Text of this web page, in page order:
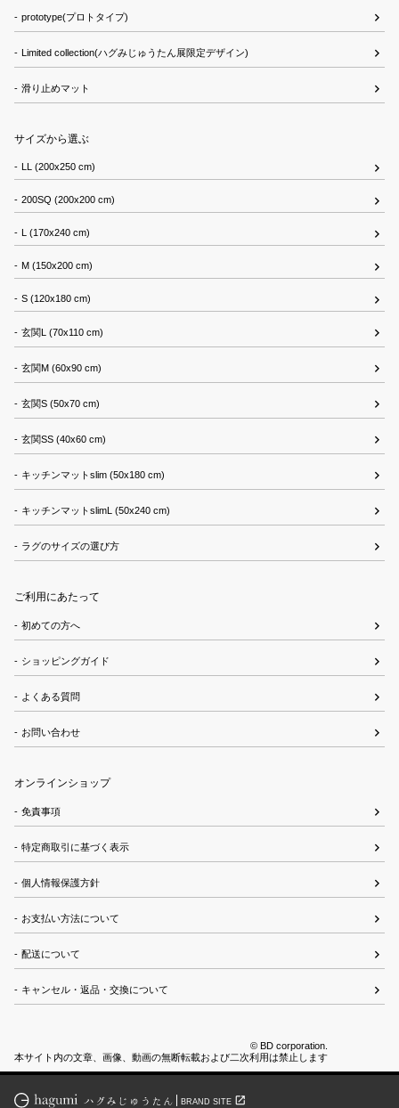
prototype(プロトタイプ)
Limited collection(ハグみじゅうたん展限定デザイン)
滑り止めマット
サイズから選ぶ
LL (200x250 cm)
200SQ (200x200 cm)
L (170x240 cm)
M (150x200 cm)
S (120x180 cm)
玄関L (70x110 cm)
玄関M (60x90 cm)
玄関S (50x70 cm)
玄関SS (40x60 cm)
キッチンマットslim (50x180 cm)
キッチンマットslimL (50x240 cm)
ラグのサイズの選び方
ご利用にあたって
初めての方へ
ショッピングガイド
よくある質問
お問い合わせ
オンラインショップ
免責事項
特定商取引に基づく表示
個人情報保護方針
お支払い方法について
配送について
キャンセル・返品・交換について
© BD corporation.
本サイト内の文章、画像、動画の無断転載および二次利用は禁止します
BRAND SITE open_in_new